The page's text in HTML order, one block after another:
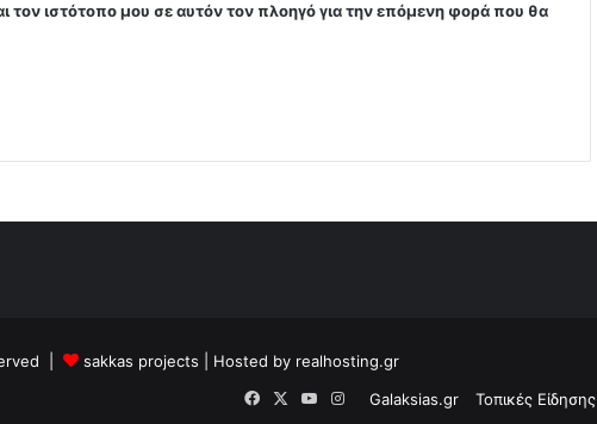
ιστότοπο μου σε αυτόν τον πλοηγό για την επόμενη φορά που θα
| sakkas projects | Hosted by realhosting.gr
Galaksias.gr
Τοπικές Είδησης
Facebook
X YouTube
Instagram